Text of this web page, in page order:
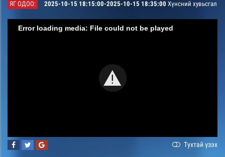
ЯГ ОДОО: 2025-10-15 18:15:00-2025-10-15 18:35:00 Хүнсний хувьсгал
Error loading media: File could not be played
Тухтай үзэх